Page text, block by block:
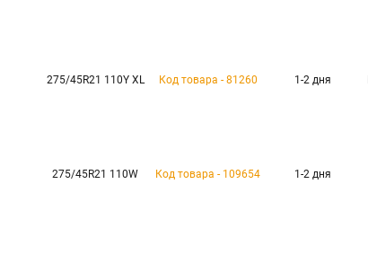
275/45R21 110Y XL Код товара - 81260 1-2 дня
275/45R21 110W Код товара - 109654 1-2 дня